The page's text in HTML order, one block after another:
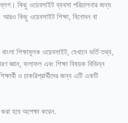
কিছু ওয়েবসাইট ব্যবসা পরিচালনার জন্য
কিছু ওয়েবসাইট শিক্ষা, বিনোদন বা
শিক্ষামূলক ওয়েবসাইট, যেখানে ভর্তি তথ্য,
জ্ঞান, ফলাফল এবং শিক্ষা বিষয়ক বিভিন্ন
ও চাকরিপ্রার্থীদের জন্য এটি একটি
হবে অপেক্ষা করেন.